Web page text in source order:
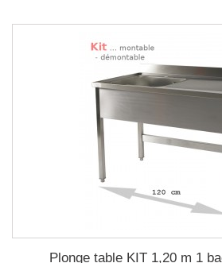
Plonge table KIT 1,20 m 1